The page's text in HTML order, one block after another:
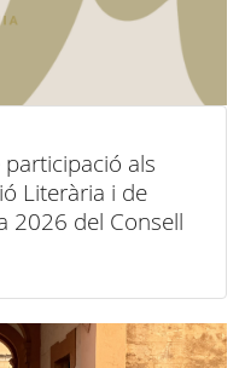
als
Literària i de
2026 del Consell